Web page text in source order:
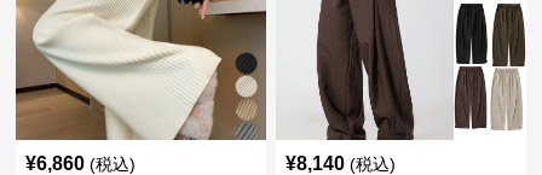
¥6,860 (税込) ¥8,140 (税込)